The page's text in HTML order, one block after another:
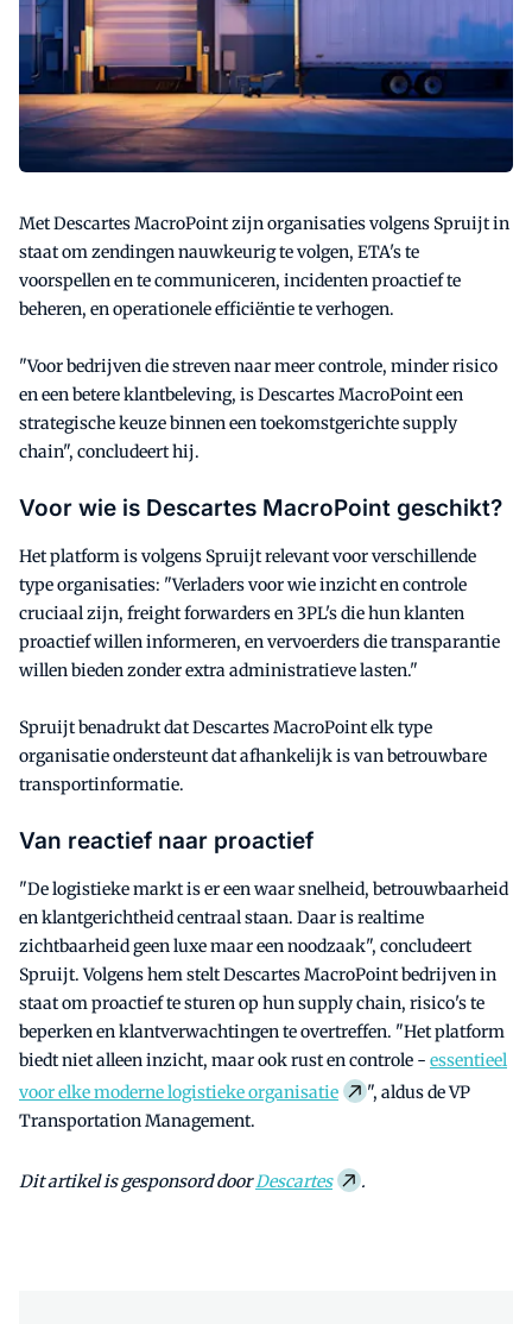
Met Descartes MacroPoint zijn organisaties volgens Spruijt in
staat om zendingen nauwkeurig te volgen, ETA's te
voorspellen en te communiceren, incidenten proactief te
beheren, en operationele efficiëntie te verhogen.
"Voor bedrijven die streven naar meer controle, minder risico
en een betere klantbeleving, is Descartes MacroPoint een
strategische keuze binnen een toekomstgerichte supply
chain", concludeert hij.
Voor wie is Descartes MacroPoint geschikt?
Het platform is volgens Spruijt relevant voor verschillende
type organisaties: "Verladers voor wie inzicht en controle
cruciaal zijn, freight forwarders en 3PL's die hun klanten
proactief willen informeren, en vervoerders die transparantie
willen bieden zonder extra administratieve lasten."
Spruijt benadrukt dat Descartes MacroPoint elk type
organisatie ondersteunt dat afhankelijk is van betrouwbare
transportinformatie.
Van reactief naar proactief
"De logistieke markt is er een waar snelheid, betrouwbaarheid
en klantgerichtheid centraal staan. Daar is realtime
zichtbaarheid geen luxe maar een noodzaak", concludeert
Spruijt. Volgens hem stelt Descartes MacroPoint bedrijven in
staat om proactief te sturen op hun supply chain, risico's te
beperken en klantverwachtingen te overtreffen. "Het platform
biedt niet alleen inzicht, maar ook rust en controle - essentieel
voor elke moderne logistieke organisatie
", aldus de VP
Transportation Management.
Dit artikel is gesponsord doorDescartes .